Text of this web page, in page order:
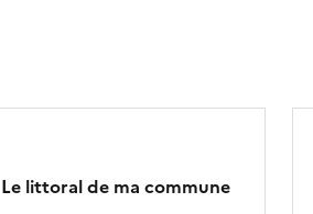
Le littoral de ma commune